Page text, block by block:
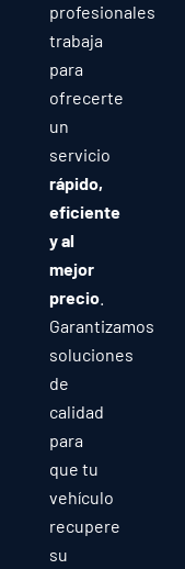
profesionales
trabaja
para
ofrecerte
un
servicio
rápido,
eficiente
y al
mejor
precio.
Garantizamos
soluciones
de
calidad
para
que tu
vehículo
recupere
su